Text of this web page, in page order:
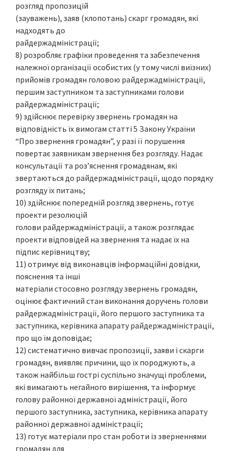
розгляд пропозицій
(зауважень), заяв (клопотань) скарг громадян, які
надходять до
райдержадміністрації;
8) розробляє графіки проведення та забезпечення
належної організації особистих (у тому числі виїзних)
прийомів громадян головою райдержадміністрації,
першим заступником та заступниками голови
райдержадміністрації;
9) здійснює перевірку звернень громадян на
відповідність їх вимогам статті 5 Закону України
“Про звернення громадян”, у разі її порушення
повертає заявникам звернення без розгляду. Надає
консультації та роз’яснення громадянам, які
звертаються до райдержадміністрації, щодо порядку
розгляду їх питань;
10) здійснює попередній розгляд звернень, готує
проекти резолюцій
голови райдержадміністрації, а також розглядає
проекти відповідей на звернення та надає їх на
підпис керівництву;
11) отримує від виконавців інформаційні довідки,
пояснення та інші
матеріали стосовно розгляду звернень громадян,
оцінює фактичний стан виконання доручень голови
райдержадміністрації, його першого заступника та
заступника, керівника апарату райдержадміністрації,
про що їм доповідає;
12) систематично вивчає пропозиції, заяви і скарги
громадян, виявляє причини, що їх породжують, а
також найбільш гострі суспільно значущі проблеми,
які вимагають негайного вирішення, та інформує
голову районної державної адміністрації, його
першого заступника, заступника, керівника апарату
районної державної адміністрації;
13) готує матеріали про стан роботи із зверненнями
громадян для